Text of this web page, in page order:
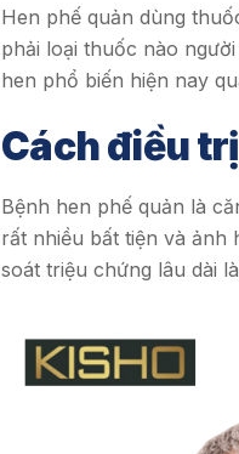
Hen phế quản dùng
phải loại thuốc nào
hen phổ biến hiện nay
Cách điều
Bệnh hen phế quản là
rất nhiều bất tiện và ảnh
soát triệu chứng lâu dài